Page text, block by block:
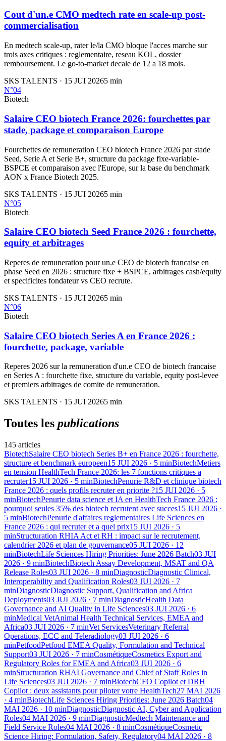
Cout d'un.e CMO medtech rate en scale-up post-
commercialisation
En medtech scale-up, rater le/la CMO bloque l'acces marche sur
trois axes critiques : reglementaire, reseau KOL, dossier
remboursement. Le go-to-market decale de 12 a 18 mois.
SKS TALENTS · 15 JUI 20265 min
N°04
Biotech
Salaire CEO biotech France 2026: fourchettes par
stade, package et comparaison Europe
Fourchettes de remuneration CEO biotech France 2026 par stade
Seed, Serie A et Serie B+, structure du package fixe-variable-
BSPCE et comparaison avec l'Europe, sur la base du benchmark
AON x France Biotech 2025.
SKS TALENTS · 15 JUI 20265 min
N°05
Biotech
Salaire CEO biotech Seed France 2026 : fourchette,
equity et arbitrages
Reperes de remuneration pour un.e CEO de biotech francaise en
phase Seed en 2026 : structure fixe + BSPCE, arbitrages cash/equity
et specificites fondateur vs CEO recrute.
SKS TALENTS · 15 JUI 20265 min
N°06
Biotech
Salaire CEO biotech Series A en France 2026 :
fourchette, package, variable
Reperes 2026 sur la remuneration d'un.e CEO de biotech francaise
en Series A : fourchette fixe, structure du variable, equity post-levee
et premiers arbitrages de comite de remuneration.
SKS TALENTS · 15 JUI 20265 min
Toutes les publications
145 articles
BiotechSalaire CEO biotech Series B+ en France 2026 : fourchette,
structure et benchmark europeen15 JUI 2026 · 5 minBiotechMetiers
en tension HealthTech France 2026: les 7 fonctions critiques a
recruter15 JUI 2026 · 5 minBiotechPenurie R&D et clinique biotech
France 2026 : quels profils recruter en priorite ?15 JUI 2026 · 5
minBiotechPenurie data science et IA en HealthTech France 2026 :
pourquoi seules 35% des biotech recrutent avec succes15 JUI 2026 ·
5 minBiotechPenurie d'affaires reglementaires Life Sciences en
France 2026 : qui recruter et a quel prix15 JUI 2026 · 5
minStructuration RHIA Act et RH : impact sur le recrutement,
calendrier 2026 et plan de gouvernance05 JUI 2026 · 12
minBiotechLife Sciences Hiring Priorities: June 2026 Batch03 JUI
2026 · 9 minBiotechBiotech Assay Development, MSAT and QA
Release Roles03 JUI 2026 · 8 minDiagnosticDiagnostic Clinical,
Interoperability and Qualification Roles03 JUI 2026 · 7
minDiagnosticDiagnostic Support, Qualification and Africa
Deployments03 JUI 2026 · 7 minDiagnosticHealth Data
Governance and AI Quality in Life Sciences03 JUI 2026 · 6
minMedical VetAnimal Health Technical Services, EMEA and
Africa03 JUI 2026 · 7 minVet ServicesVeterinary Referral
Operations, ECC and Teleradiology03 JUI 2026 · 6
minPetfoodPetfood EMEA Quality, Formulation and Technical
Support03 JUI 2026 · 7 minCosmétiqueCosmetics Export and
Regulatory Roles for EMEA and Africa03 JUI 2026 · 6
minStructuration RHAI Governance and Chief of Staff Roles in
Life Sciences03 JUI 2026 · 7 minBiotechCFO Copilot et DRH
Copilot : deux assistants pour piloter votre HealthTech27 MAI 2026
· 4 minBiotechLife Sciences Hiring Priorities: June 2026 Batch04
MAI 2026 · 10 minDiagnosticDiagnostic AI, Cyber and Application
Roles04 MAI 2026 · 9 minDiagnosticMedtech Maintenance and
Field Service Roles04 MAI 2026 · 8 minCosmétiqueCosmetic
Science Hiring: Formulation, Safety, Regulatory04 MAI 2026 · 8